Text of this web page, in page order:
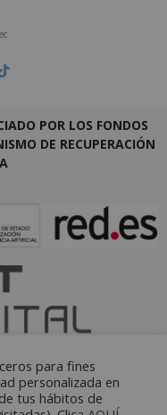
POR LOS FONDOS
DE RECUPERACIÓN
para fines
personalizada en
tus hábitos de